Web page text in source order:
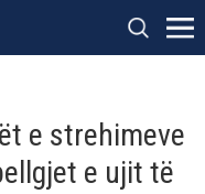
e strehimeve
e ujit të